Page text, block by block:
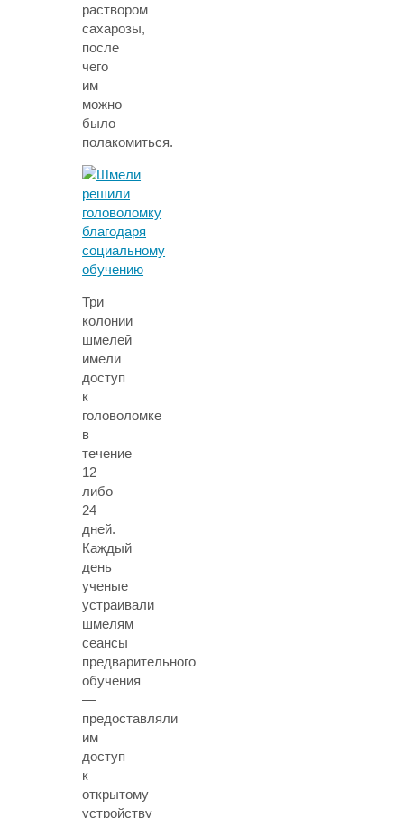
раствором
сахарозы,
после
чего
им
можно
было
полакомиться.
Три
колонии
шмелей
имели
доступ
к
головоломке
в
течение
12
либо
24
дней.
Каждый
день
ученые
устраивали
шмелям
сеансы
предварительного
обучения
—
предоставляли
им
доступ
к
открытому
устройству